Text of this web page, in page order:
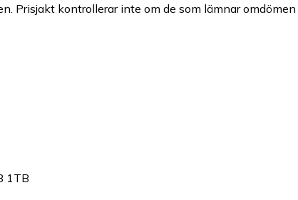
Prisjakt kontrollerar inte om de som lämnar
1TB